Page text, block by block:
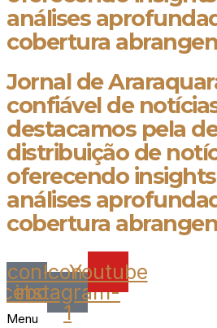
análises
cobertura
Jornal de
confiável de
destacamos pela
distribuição de
oferecendo
análises
cobertura
Icon-Icon-
instagram-
1
Youtube
Menu